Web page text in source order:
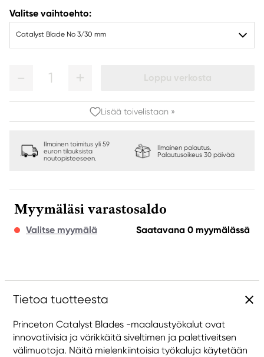
Valitse vaihtoehto:
Catalyst Blade No 3/30 mm
1 Loppu verkosta
Lisää toivelistaan »
Ilmainen toimitus yli 59
euron tilauksista
noutopisteeseen.
Ilmainen palautus.
Palautusoikeus 30 päivää
Myymäläsi varastosaldo
Valitse myymälä Saatavana 0 myymälässä
Tietoa tuotteesta
Princeton Catalyst Blades -maalaustyökalut ovat
innovatiivisia ja värikkäitä siveltimen ja palettiveitsen
välimuotoja. Näitä mielenkiintoisia työkaluja käytetään